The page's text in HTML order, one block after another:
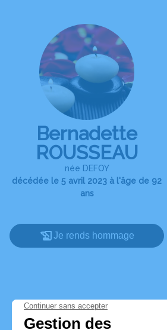
Bernadette
ROUSSEAU
née DEFOY
décédée le 5 avril 2023 à l'âge de 92
ans
Je rends hommage